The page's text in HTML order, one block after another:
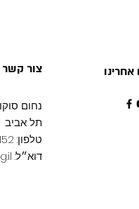
צור קשר
נחום
תל אביב
טלפון: 03-7152152
דוא״ל: